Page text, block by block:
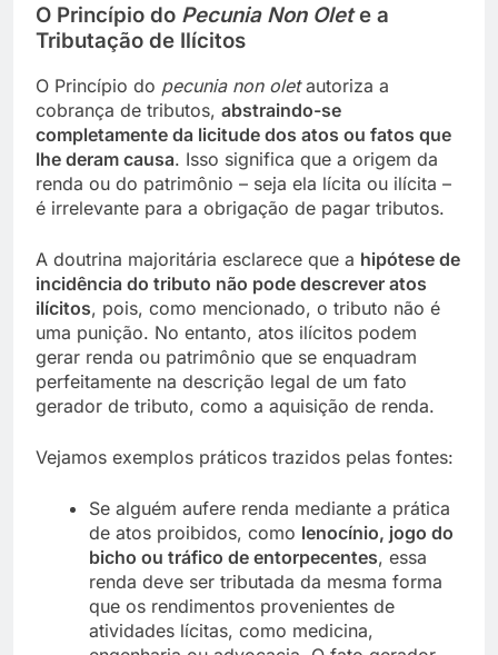
O Princípio do Pecunia Non Olete a
Tributação de Ilícitos
O Princípio do pecunia non oletautoriza a
cobrança de tributos, abstraindo-se
completamente da licitude dos atos ou fatos que
lhe deram causa. Isso significa que a origem da
renda ou do patrimônio – seja ela lícita ou ilícita –
é irrelevante para a obrigação de pagar tributos.
A doutrina majoritária esclarece que a hipótese de
incidência do tributo não pode descrever atos
ilícitos, pois, como mencionado, o tributo não é
uma punição. No entanto, atos ilícitos podem
gerar renda ou patrimônio que se enquadram
perfeitamente na descrição legal de um fato
gerador de tributo, como a aquisição de renda.
Vejamos exemplos práticos trazidos pelas fontes:
Se alguém aufere renda mediante a prática
de atos proibidos, como lenocínio, jogo do
bicho ou tráfico de entorpecentes, essa
renda deve ser tributada da mesma forma
que os rendimentos provenientes de
atividades lícitas, como medicina,